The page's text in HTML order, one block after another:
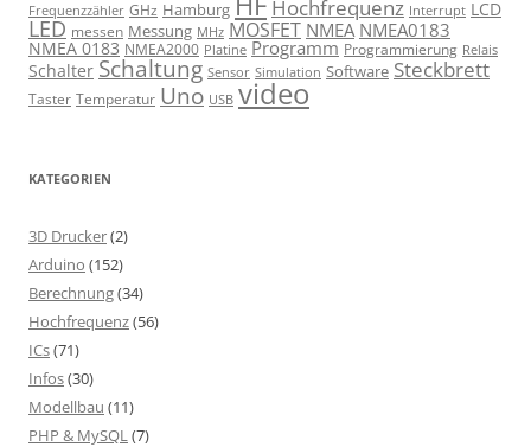
Frequenzzähler GHz Hamburg Hochfrequenz Interrupt LCD
LED messen Messung MHz MOSFET NMEA NMEA0183
NMEA 0183 NMEA2000 Platine Programm Programmierung Relais
Schalter Schaltung Sensor Simulation Software Steckbrett
Taster Temperatur Uno USB video
KATEGORIEN
3D Drucker(2)
Arduino (152)
Berechnung(34)
Hochfrequenz(56)
ICs(71)
Infos(30)
Modellbau (11)
PHP & MySQL(7)